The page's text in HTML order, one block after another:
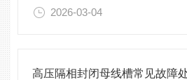
2026-03-04